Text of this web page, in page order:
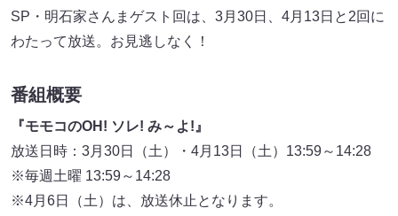
SP・明石家さんまゲスト回は、3月30日、4月13日と2回に
わたって放送。お見逃しなく！
番組概要
『モモコのOH! ソレ! み～よ!』
放送日時：3月30日（土）・4月13日（土）13:59～14:28
※毎週土曜 13:59～14:28
※4月6日（土）は、放送休止となります。